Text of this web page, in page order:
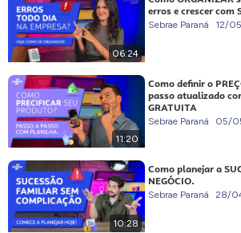
06:24
erros e crescer com
Sebrae Paraná 12/
11:20
Como definir o
passo atualizado
GRATUITA
Sebrae Paraná 05/
10:28
Como planejar a
NEGÓCIO.
Sebrae Paraná 28/